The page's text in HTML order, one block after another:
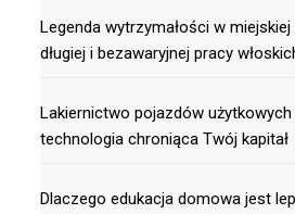
Legenda wytrzymałości w miejskiej
długiej i bezawaryjnej pracy
Lakiernictwo pojazdów
technologia chroniąca Twój kapitał
Dlaczego edukacja domowa jest